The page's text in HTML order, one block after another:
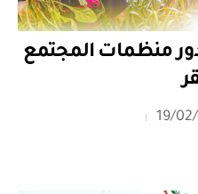
منظمات المجتمع
19/